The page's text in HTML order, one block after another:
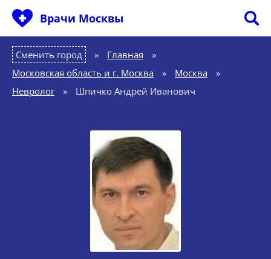
Врачи Москвы
Сменить город Главная
»
Московская область и г. Москва
» Москва
»
Невролог
» Шпичко Андрей Иванович